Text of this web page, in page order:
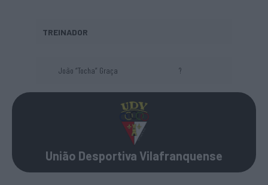
TREINADOR
João “Tocha” Graça ?
União Desportiva Vilafranquense